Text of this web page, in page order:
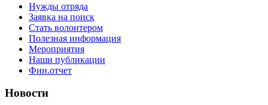
Нужды отряда
Заявка на поиск
Стать волонтером
Полезная информация
Мероприятия
Наши публикации
Фин.отчет
Новости